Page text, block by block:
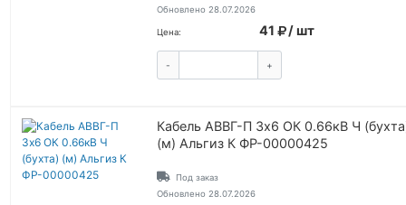
Обновлено 28.07.2026
Цена: 41 / шт
- +
Кабель АВВГ-П 3х6 ОК 0.66кВ Ч
(м) Альгиз К ФР-00000425
Под заказ
Обновлено 28.07.2026